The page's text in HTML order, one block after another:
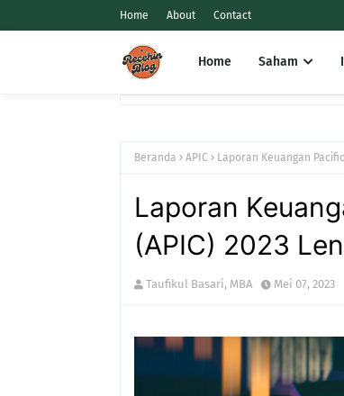
Home About Contact
Home Saham
Beranda APIC Laporan Keuangan
Laporan
(APIC) 2023
Taufikul Basari, MBA Mei 07, 2023